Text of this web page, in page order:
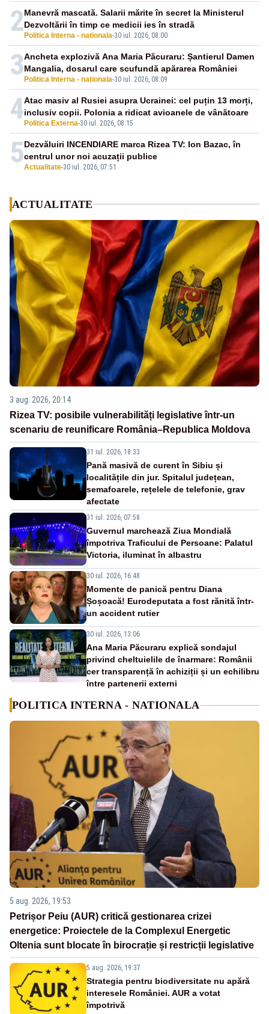
2Politica Interna - nationala-30 iul. 2026, 08:00
Manevră mascată. Salarii mărite în secret la Ministerul
Dezvoltării în timp ce medicii ies în stradă
3Politica Interna - nationala-30 iul. 2026, 08:09
Ancheta explozivă Ana Maria Păcuraru: Șantierul Damen
Mangalia, dosarul care scufundă apărarea României
4Politica Externa-30 iul. 2026, 08:15
Atac masiv al Rusiei asupra Ucrainei: cel puțin 13 morți,
inclusiv copii. Polonia a ridicat avioanele de vânătoare
5Actualitate-30 iul. 2026, 07:51
Dezvăluiri INCENDIARE marca Rizea TV: Ion Bazac, în
centrul unor noi acuzații publice
ACTUALITATE
3 aug. 2026, 20:14
Rizea TV: posibile vulnerabilități legislative într-un
scenariu de reunificare România–Republica Moldova
31 iul. 2026, 18:33
Pană masivă de curent în Sibiu și
localitățile din jur. Spitalul județean,
semafoarele, rețelele de telefonie, grav
afectate
31 iul. 2026, 07:58
Guvernul marchează Ziua Mondială
împotriva Traficului de Persoane: Palatul
Victoria, iluminat în albastru
30 iul. 2026, 16:48
Momente de panică pentru Diana
Șoșoacă! Eurodeputata a fost rănită într-
un accident rutier
30 iul. 2026, 13:06
Ana Maria Păcuraru explică sondajul
privind cheltuielile de înarmare: Românii
cer transparență în achiziții și un echilibru
între partenerii externi
POLITICA INTERNA - NATIONALA
5 aug. 2026, 19:53
Petrișor Peiu (AUR) critică gestionarea crizei
energetice: Proiectele de la Complexul Energetic
Oltenia sunt blocate în birocrație și restricții legislative
5 aug. 2026, 19:37
Strategia pentru biodiversitate nu apără
interesele României. AUR a votat
împotrivă